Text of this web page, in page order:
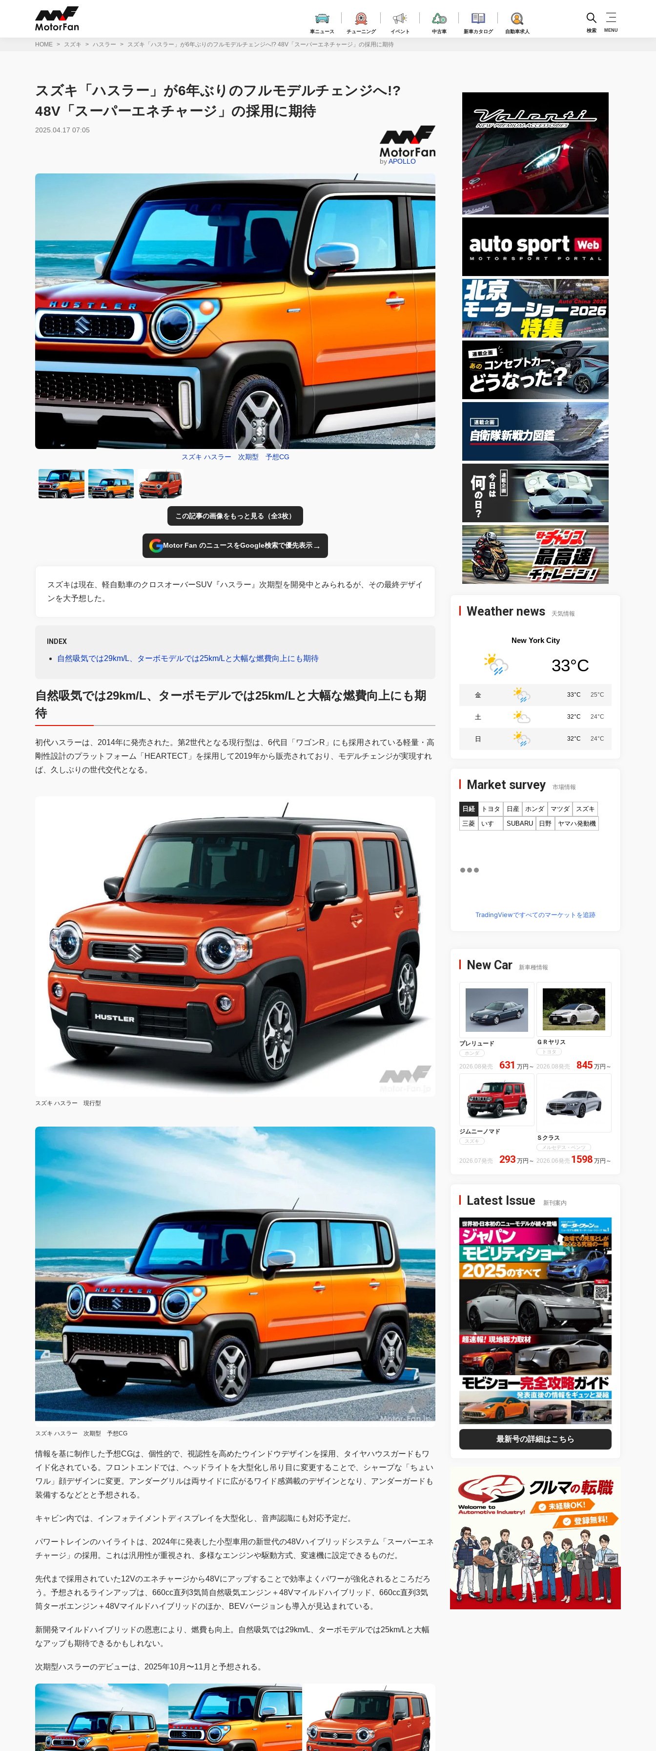
車ニュース チューニング イベント 中古車 新車カタログ 自動車求人 検索 MENU
HOME スズキ ハスラー スズキ「ハスラー」が6年ぶりのフルモデルチェンジへ!? 48V「スーパーエネチャージ」の採用に期待
スズキ「ハスラー」が6年ぶりのフルモデルチェンジへ!?
48V「スーパーエネチャージ」の採用に期待
2025.04.17 07:05
byAPOLLO
スズキ ハスラー 次期型 予想CG
この記事の画像をもっと見る（全3枚）
Motor Fan のニュースをGoogle検索で優先表示→
スズキは現在、軽自動車のクロスオーバーSUV『ハスラー』次期型を開発中とみられるが、その最終デザイ
ンを大予想した。
INDEX
自然吸気では29km/L、ターボモデルでは25km/Lと大幅な燃費向上にも期待
自然吸気では29km/L、ターボモデルでは25km/Lと大幅な燃費向上にも期
待
初代ハスラーは、2014年に発売された。第2世代となる現行型は、6代目「ワゴンR」にも採用されている軽量・高
剛性設計のプラットフォーム「HEARTECT」を採用して2019年から販売されており、モデルチェンジが実現すれ
ば、久しぶりの世代交代となる。
スズキ ハスラー 現行型
スズキ ハスラー 次期型 予想CG
情報を基に制作した予想CGは、個性的で、視認性を高めたウインドウデザインを採用、タイヤハウスガードもワ
イド化されている。フロントエンドでは、ヘッドライトを大型化し吊り目に変更することで、シャープな「ちょい
ワル」顔デザインに変更。アンダーグリルは両サイドに広がるワイド感満載のデザインとなり、アンダーガードも
装備するなどとと予想される。
キャビン内では、インフォテイメントディスプレイを大型化し、音声認識にも対応予定だ。
パワートレインのハイライトは、2024年に発表した小型車用の新世代の48Vハイブリッドシステム「スーパーエネ
チャージ」の採用。これは汎用性が重視され、多様なエンジンや駆動方式、変速機に設定できるものだ。
先代まで採用されていた12Vのエネチャージから48Vにアップすることで効率よくパワーが強化されるところだろ
う。予想されるラインアップは、660cc直列3気筒自然吸気エンジン＋48Vマイルドハイブリッド、660cc直列3気
筒ターボエンジン＋48Vマイルドハイブリッドのほか、BEVバージョンも導入が見込まれている。
新開発マイルドハイブリッドの恩恵により、燃費も向上。自然吸気では29km/L、ターボモデルでは25km/Lと大幅
なアップも期待できるかもしれない。
次期型ハスラーのデビューは、2025年10月〜11月と予想される。
Weather news 天気情報
New York City
33°C
金 33°C 25°C
土 32°C 24°C
日 32°C 24°C
Market survey 市場情報
日経 トヨタ 日産 ホンダ マツダ
スズキ
三菱
いすゞ SUBARU 日野 ヤマハ発動機
TradingViewですべてのマーケットを追跡
New Car 新車種情報
プレリュード
ホンダ
2026.08発売 631 万円 ～
ＧＲヤリス
トヨタ
2026.08発売 845 万円 ～
ジムニーノマド
スズキ
2026.07発売 293 万円 ～
Ｓクラス
メルセデス・ベンツ
2026.06発売 1598 万円 ～
Latest Issue 新刊案内
最新号の詳細はこちら